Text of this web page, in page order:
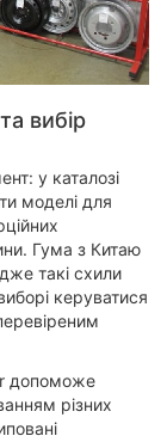
вибір
у каталозі
моделі для
Гума з Китаю
такі схили
керуватися
допоможе
різних